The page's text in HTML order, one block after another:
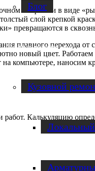
Блог
Услуги по ремонту авто
Кузовной
покрытии в виде
слой крепкой
превращаются в
плавного перехода
новый цвет.
компьютере, наносим
работ. Калькуляцию